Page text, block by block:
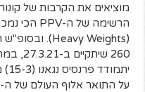
מוציאים את הקרבות של